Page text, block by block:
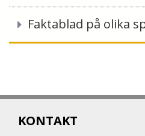
Faktablad på olika
KONTAKT